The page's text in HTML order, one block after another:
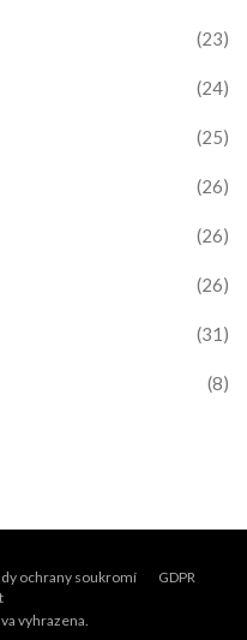
(23)
(24)
(25)
(26)
(26)
(26)
(31)
(8)
ochrany soukromí
GDPR
vyhrazena.